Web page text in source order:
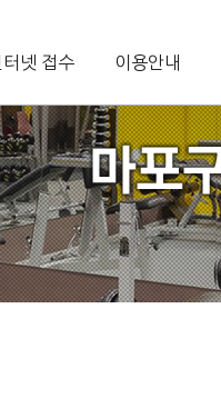
터넷 접수 이용안내